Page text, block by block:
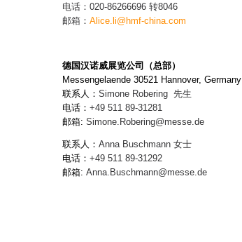
电话：020-86266696 转8046
邮箱： Alice.li@hmf-china.com
德国汉诺威展览公司（总部）
Messengelaende 30521 Hannover, Germany
联系人： Simone Robering 先生
电话： +49 511 89-31281
邮箱: Simone.Robering@messe.de
联系人： Anna Buschmann 女士
电话： +49 511 89-31292
邮箱: Anna.Buschmann@messe.de